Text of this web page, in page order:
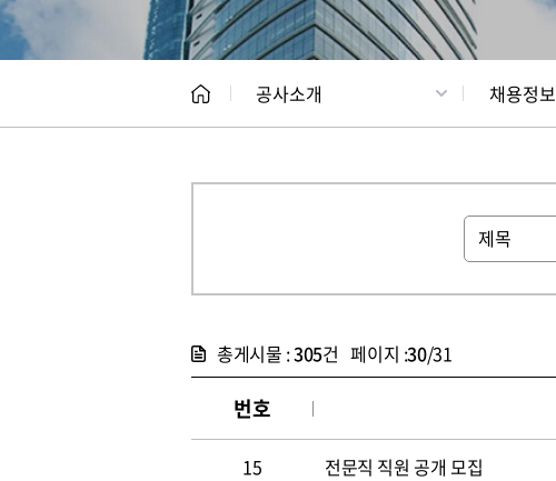
공사소개 채용정보
총게시물 :305건 페이지 :30/31
번호
15 전문직 직원 공개 모집